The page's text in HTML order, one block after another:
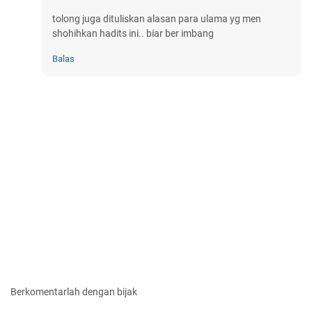
tolong juga dituliskan alasan para ulama yg men
shohihkan hadits ini.. biar ber imbang
Balas
Berkomentarlah dengan bijak